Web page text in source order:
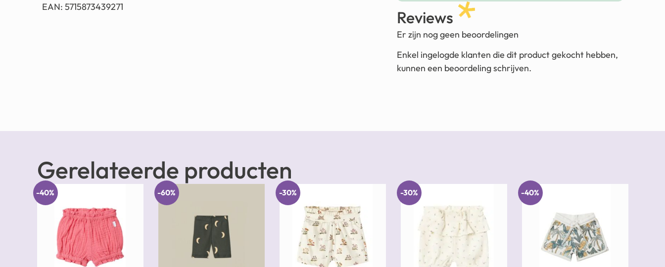
EAN: 5715873439271
Reviews
Er zijn nog geen beoordelingen
Enkel ingelogde klanten die dit product gekocht hebben,
kunnen een beoordeling schrijven.
Gerelateerde producten
-40% -60% -30% -30% -40%